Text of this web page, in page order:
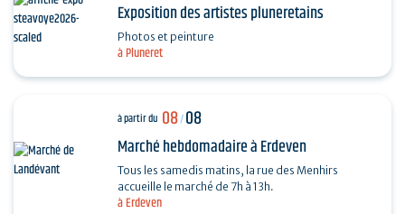
à Pluneret
Exposition des artistes pluneretains
Photos et peinture
à Erdeven
à partir du 08/08
Marché hebdomadaire à Erdeven
Tous les samedis matins, la rue des Menhirs
accueille le marché de 7h à 13h.